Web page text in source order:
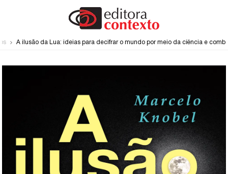
A ilusão da Lua: ideias para decifrar o mundo por meio da ciência e